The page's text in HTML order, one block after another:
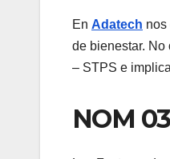
En Adatech nos
de bienestar. No
– STPS e
NOM